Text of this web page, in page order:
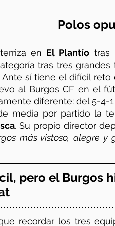
Polos
en El Plantío tras
tras tres grandes
Ante sí tiene el difícil
al Burgos CF en el
diferente: del 5-4-
media por partido la
. Su propio director
más vistoso, alegre
pero el Burgos
recordar los tres